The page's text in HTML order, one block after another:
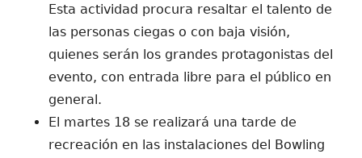
Esta actividad procura resaltar el talento de
las personas ciegas o con baja visión,
quienes serán los grandes protagonistas del
evento, con entrada libre para el público en
general.
El martes 18 se realizará una tarde de
recreación en las instalaciones del Bowling